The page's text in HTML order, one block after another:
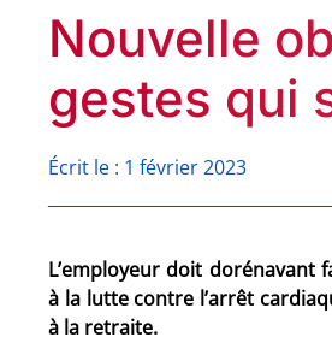
Nouvelle
gestes qui
Écrit le : 1 février 2023
L’employeur doit dorénavant
à la lutte contre l’arrêt
à la retraite.